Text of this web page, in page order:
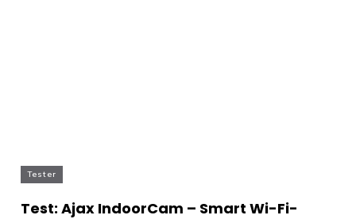
Tester
Test: Ajax IndoorCam – Smart Wi-Fi-